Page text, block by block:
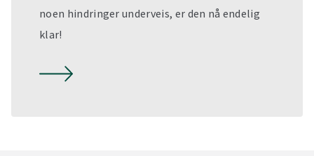
noen hindringer underveis, er den nå endelig
klar!